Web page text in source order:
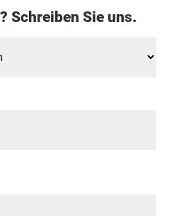
Schreiben Sie uns.